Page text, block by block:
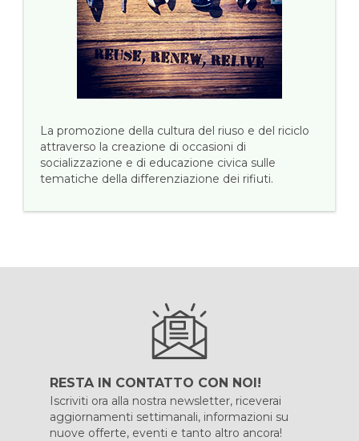
La promozione della cultura del riuso e del riciclo
attraverso la creazione di occasioni di
socializzazione e di educazione civica sulle
tematiche della differenziazione dei rifiuti.
RESTA IN CONTATTO CON NOI!
Iscriviti ora alla nostra newsletter, riceverai
aggiornamenti settimanali, informazioni su
nuove offerte, eventi e tanto altro ancora!